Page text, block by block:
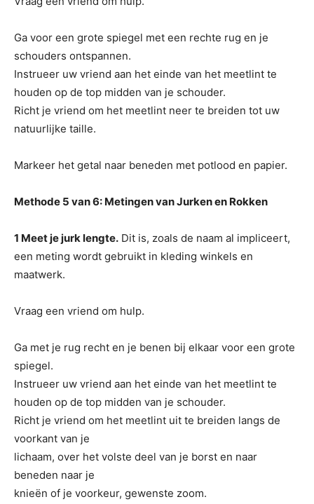
Ga voor een grote spiegel met een rechte rug en je
schouders ontspannen.
Instrueer uw vriend aan het einde van het meetlint te
houden op de top midden van je schouder.
Richt je vriend om het meetlint neer te breiden tot uw
natuurlijke taille.
Markeer het getal naar beneden met potlood en papier.
Methode 5 van 6: Metingen van Jurken en Rokken
1 Meet je jurk lengte. Dit is, zoals de naam al impliceert,
een meting wordt gebruikt in kleding winkels en
maatwerk.
Vraag een vriend om hulp.
Ga met je rug recht en je benen bij elkaar voor een grote
spiegel.
Instrueer uw vriend aan het einde van het meetlint te
houden op de top midden van je schouder.
Richt je vriend om het meetlint uit te breiden langs de
voorkant van je
lichaam, over het volste deel van je borst en naar
beneden naar je
knieën of je voorkeur, gewenste zoom.